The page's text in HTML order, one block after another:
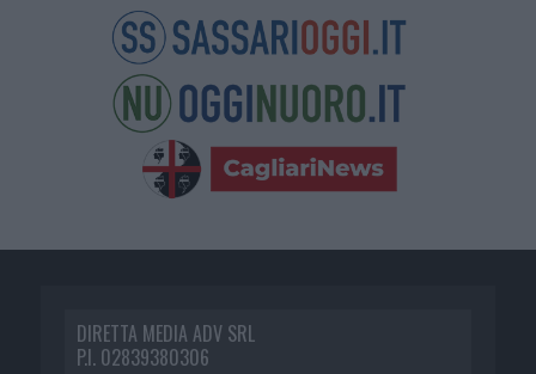
DIRETTA MEDIA ADV SRL
P.I. 02839380306